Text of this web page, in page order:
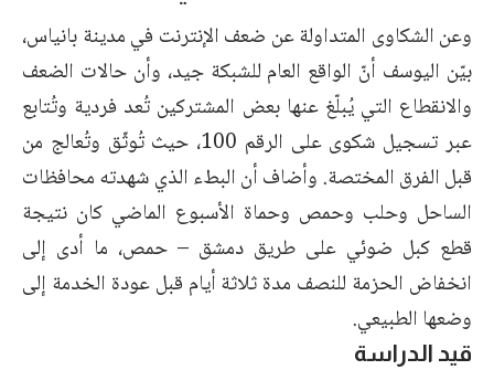
وعن الشكاوى المتداولة عن ضعف الإنترنت في مدينة بانياس،
بيّن اليوسف أنّ الواقع العام للشبكة جيد، وأن حالات الضعف
والانقطاع التي يُبلّغ عنها بعض المشتركين تُعد فردية وتُتابع
عبر تسجيل شكوى على الرقم 100، حيث تُوثّق وتُعالج من
قبل الفرق المختصة. وأضاف أن البطء الذي شهدته محافظات
الساحل وحلب وحمص وحماة الأسبوع الماضي كان نتيجة
قطع كبل ضوئي على طريق دمشق – حمص، ما أدى إلى
انخفاض الحزمة للنصف مدة ثلاثة أيام قبل عودة الخدمة إلى
وضعها الطبيعي.
قيد الدراسة